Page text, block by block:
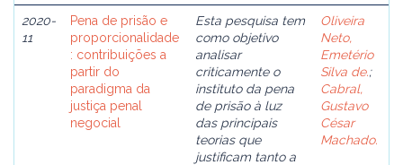
2020-
11
Pena de prisão e
proporcionalidade
: contribuições a
partir do
paradigma da
justiça penal
negocial
Esta pesquisa tem
como objetivo
analisar
criticamente o
instituto da pena
de prisão à luz
das principais
teorias que
justificam tanto a
Oliveira
Neto,
Emetério
Silva de.;
Cabral,
Gustavo
César
Machado.